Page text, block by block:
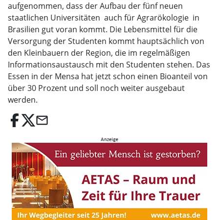
aufgenommen, dass der Aufbau der fünf neuen
staatlichen Universitäten  auch für Agrarökologie  in
Brasilien gut voran kommt. Die Lebensmittel für die
Versorgung der Studenten kommt hauptsächlich von
den Kleinbauern der Region, die im regelmäßigen
Informationsaustausch mit den Studenten stehen. Das
Essen in der Mensa hat jetzt schon einen Bioanteil von
über 30 Prozent und soll noch weiter ausgebaut
werden.
email